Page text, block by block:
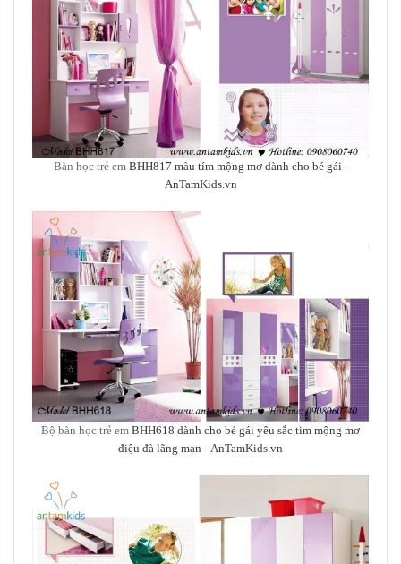
Bàn học trẻ emBHH817 màu tím mộng mơ dành cho bé gái -
AnTamKids.vn
Bộ bàn học trẻ em BHH618 dành cho bé gái yêu sắc tim mộng mơ
điệu đà lãng mạn - AnTamKids.vn